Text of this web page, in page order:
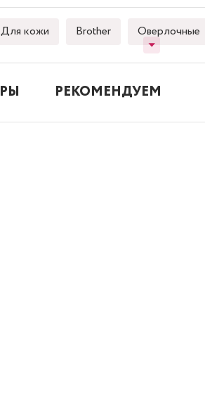
Для кожи Brother Оверлочные
РЕКОМЕНДУЕМ